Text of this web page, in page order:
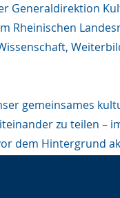
Generaldirektion
Rheinischen
unser gemeinsames
zu teilen –
dem Hintergrund
Deutsche